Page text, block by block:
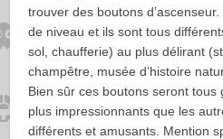
trouver des boutons
de niveau et ils sont tous
sol, chaufferie) au plus délirant
champêtre, musée d’histoire
Bien sûr ces boutons seront
plus impressionnants que les
différents et amusants. Mention